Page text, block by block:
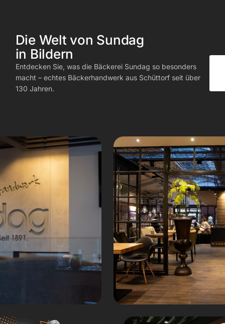
Die Welt von Sundag
in Bildern
Entdecken Sie, was die Bäckerei Sundag so besonders
macht – echtes Bäckerhandwerk aus Schüttorf seit über
130 Jahren.